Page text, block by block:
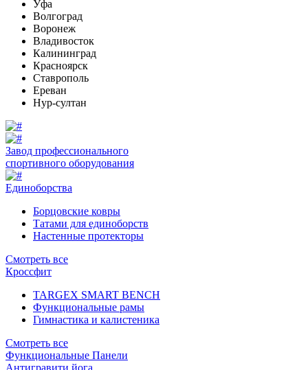
Уфа
Волгоград
Воронеж
Владивосток
Калининград
Красноярск
Ставрополь
Ереван
Нур-султан
Завод профессионального
спортивного оборудования
Единоборства
Борцовские ковры
Татами для единоборств
Настенные протекторы
Смотреть все
Кроссфит
TARGEX SMART BENCH
Функциональные рамы
Гимнастика и калистеника
Смотреть все
Функциональные Панели
Антигравити йога